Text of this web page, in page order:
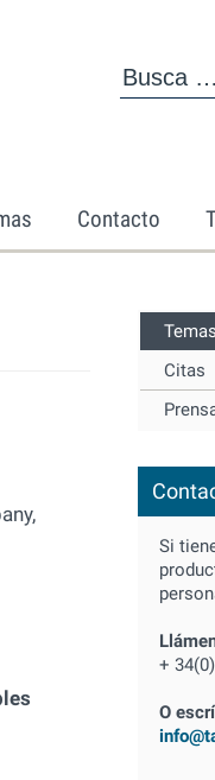
Contacto
Temas
Citas
Si
+
O